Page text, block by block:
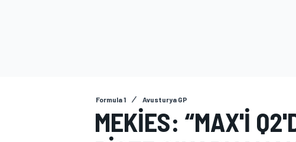
Formula 1 Avusturya GP
MEKIES: “MAX'I